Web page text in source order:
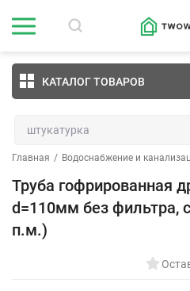
КАТАЛОГ ТОВАРОВ
Главная / Водоснабжение и
Труба гофрированная
d=110мм без фильтра,
п.м.)